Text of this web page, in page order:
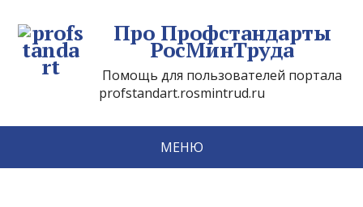
Про Профстандарты
РосМинТруда
Помощь для пользователей портала
profstandart.rosmintrud.ru
МЕНЮ